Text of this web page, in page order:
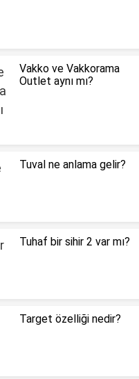
Vakko ve Vakkorama
Outlet aynı mı?
Tuval ne anlama gelir?
Tuhaf bir sihir 2 var mı?
Target özelliği nedir?